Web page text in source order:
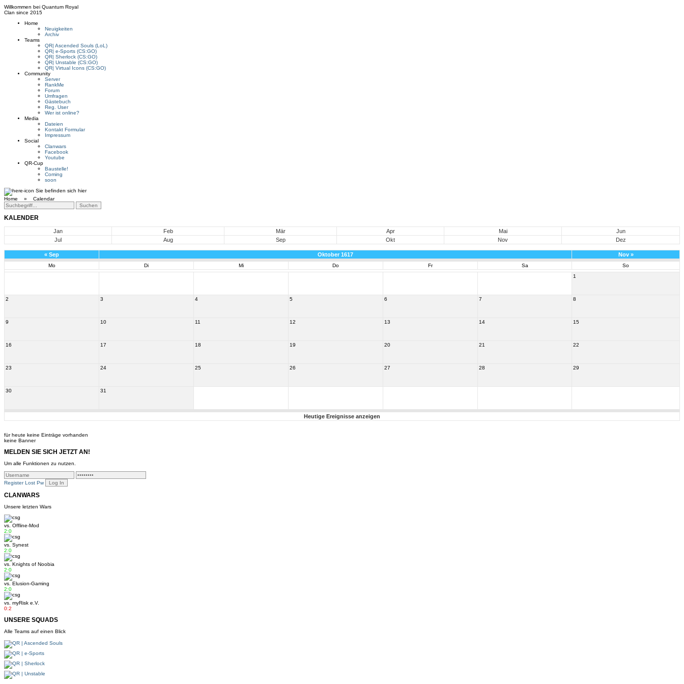
Willkommen bei Quantum Royal
Clan since 2015
Home
Neuigkeiten
Archiv
Teams
QR| Ascended Souls (LoL)
QR| e-Sports (CS:GO)
QR| Sherlock (CS:GO)
QR| Unstable (CS:GO)
QR| Virtual Icons (CS:GO)
Community
Server
RankMe
Forum
Umfragen
Gästebuch
Reg. User
Wer ist online?
Media
Dateien
Kontakt Formular
Impressum
Social
Clanwars
Facebook
Youtube
QR-Cup
Baustelle!
Coming
soon
Sie befinden sich hier
Home » Calendar
KALENDER
Jan Feb Mär Apr Mai
Jun
Jul
Aug Sep Okt Nov Dez
« Sep Oktober 1617 Nov»
Mo Di Mi Do Fr Sa
So
1
2 3 4 5 6 7 8
9 10 11 12 13 14 15
16 17 18 19 20 21 22
23 24 25 26 27 28 29
30 31
Heutige Ereignisse anzeigen
für heute keine Einträge vorhanden
keine Banner
MELDEN SIE SICH JETZT AN!
Um alle Funktionen zu nutzen.
Register Lost Pw
CLANWARS
Unsere letzten Wars
vs. Offline-Mod
2:0
vs. Synest
2:0
vs. Knights of Noobia
2:0
vs. Elusion-Gaming
2:0
vs. myRisk e.V.
0:2
UNSERE SQUADS
Alle Teams auf einen Blick